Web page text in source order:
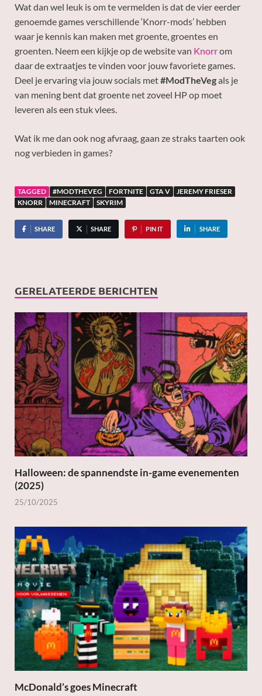
Wat dan wel leuk is om te vermelden is dat de vier eerder
genoemde games verschillende ‘Knorr-mods’ hebben
waar je kennis kan maken met groente, groentes en
groenten. Neem een kijkje op de website van Knorrom
daar de extraatjes te vinden voor jouw favoriete games.
Deel je ervaring via jouw socials met#ModTheVegals je
van mening bent dat groente net zoveel HP op moet
leveren als een stuk vlees.
Wat ik me dan ook nog afvraag, gaan ze straks taarten ook
nog verbieden in games?
TAGGED #MODTHEVEG FORTNITE GTA V
JEREMY FRIESER
KNORR
MINECRAFT SKYRIM
SHARE SHARE PIN IT SHARE
GERELATEERDE BERICHTEN
Halloween: de spannendste in-game evenementen
(2025)
25/10/2025
McDonald’s goes Minecraft